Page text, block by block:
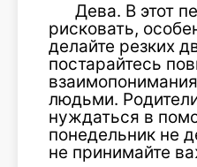
Дева. В этот
рисковать,
делайте резких
постарайтесь
людьми.
нуждаться в
понедельник не
не принимайте